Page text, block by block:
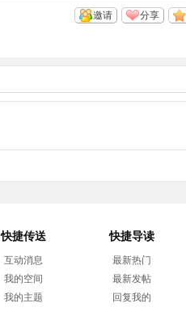
分享
邀请
快捷传送
互动消息
我的空间
我的主题
快捷导读
最新热门
最新发帖
回复我的